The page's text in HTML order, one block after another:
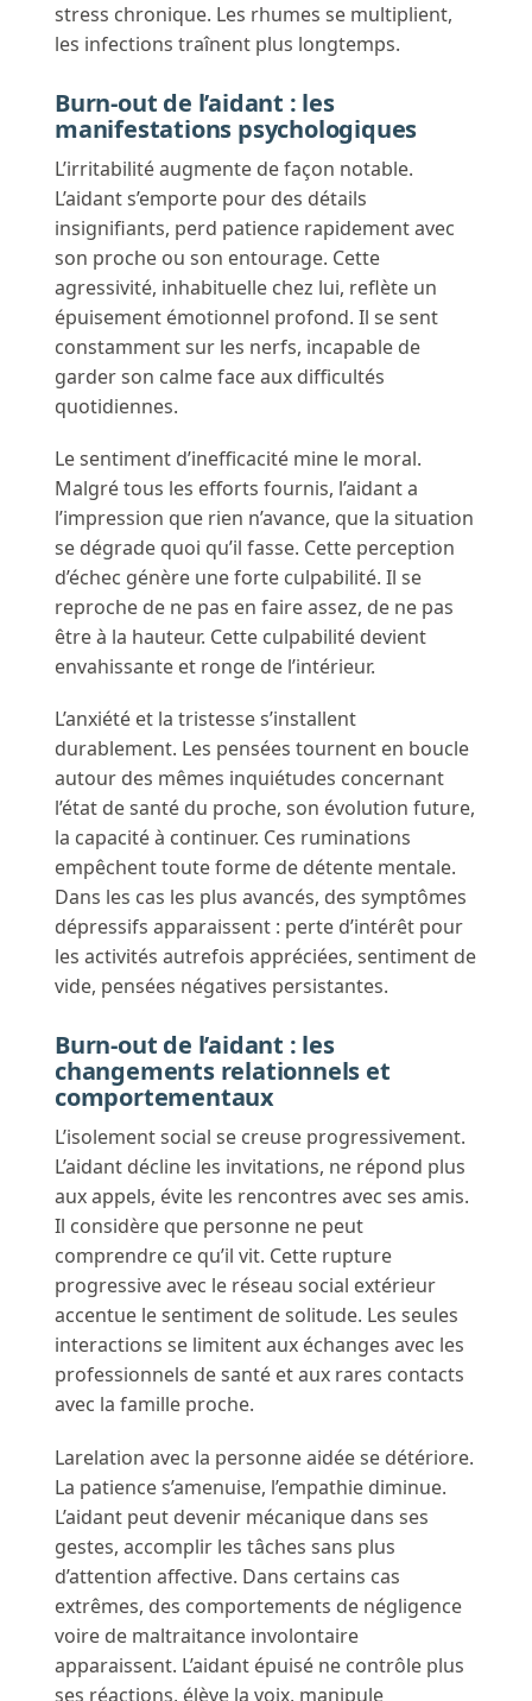
stress chronique. Les rhumes se multiplient,
les infections traînent plus longtemps.
Burn-out de l’aidant : les
manifestations psychologiques
L’irritabilité augmente de façon notable.
L’aidant s’emporte pour des détails
insignifiants, perd patience rapidement avec
son proche ou son entourage. Cette
agressivité, inhabituelle chez lui, reflète un
épuisement émotionnel profond. Il se sent
constamment sur les nerfs, incapable de
garder son calme face aux difficultés
quotidiennes.
Le sentiment d’inefficacité mine le moral.
Malgré tous les efforts fournis, l’aidant a
l’impression que rien n’avance, que la situation
se dégrade quoi qu’il fasse. Cette perception
d’échec génère une forte culpabilité. Il se
reproche de ne pas en faire assez, de ne pas
être à la hauteur. Cette culpabilité devient
envahissante et ronge de l’intérieur.
L’anxiété et la tristesse s’installent
durablement. Les pensées tournent en boucle
autour des mêmes inquiétudes concernant
l’état de santé du proche, son évolution future,
la capacité à continuer. Ces ruminations
empêchent toute forme de détente mentale.
Dans les cas les plus avancés, des symptômes
dépressifs apparaissent : perte d’intérêt pour
les activités autrefois appréciées, sentiment de
vide, pensées négatives persistantes.
Burn-out de l’aidant : les
changements relationnels et
comportementaux
L’isolement social se creuse progressivement.
L’aidant décline les invitations, ne répond plus
aux appels, évite les rencontres avec ses amis.
Il considère que personne ne peut
comprendre ce qu’il vit. Cette rupture
progressive avec le réseau social extérieur
accentue le sentiment de solitude. Les seules
interactions se limitent aux échanges avec les
professionnels de santé et aux rares contacts
avec la famille proche.
Larelation avec la personne aidée se détériore.
La patience s’amenuise, l’empathie diminue.
L’aidant peut devenir mécanique dans ses
gestes, accomplir les tâches sans plus
d’attention affective. Dans certains cas
extrêmes, des comportements de négligence
voire de maltraitance involontaire
apparaissent. L’aidant épuisé ne contrôle plus
ses réactions, élève la voix, manipule